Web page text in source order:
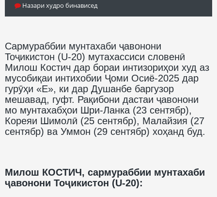
Назари худро бинависед
Сармураббии мунтахаби ҷавонони
Тоҷикистон (U-20) мутахассиси словенӣ
Милош Костич дар бораи интизориҳои худ аз
мусобиқаи интихобии Ҷоми Осиё-2025 дар
гурӯҳи «Е», ки дар Душанбе баргузор
мешавад, гуфт. Рақибони дастаи ҷавонони
мо мунтахабҳои Шри-Ланка (23 сентябр),
Кореяи Шимолӣ (25 сентябр), Малайзия (27
сентябр) ва Уммон (29 сентябр) хоҳанд буд.
Милош КОСТИЧ, сармураббии мунтахаби
ҷавонони Тоҷикистон (U-20):